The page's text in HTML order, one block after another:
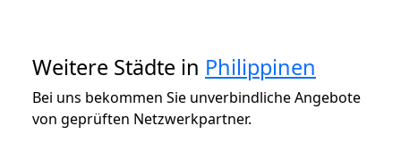
Weitere Städte in Philippinen
Bei uns bekommen Sie unverbindliche Angebote
von geprüften Netzwerkpartner.